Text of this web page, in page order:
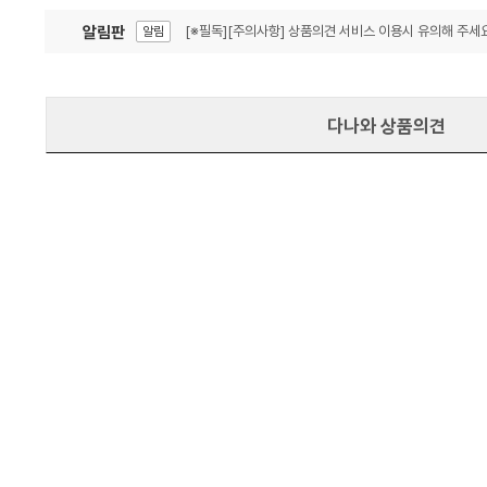
알림판 알림 [※필독][주의사항] 상품의견 서비스 이용시 유의해 주세
다나와 상품의견